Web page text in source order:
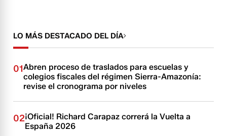
LO MÁS DESTACADO DEL DÍA
01Abren proceso de traslados para escuelas y
colegios fiscales del régimen Sierra-Amazonía:
revise el cronograma por niveles
02¡Oficial! Richard Carapaz correrá la Vuelta a
España 2026